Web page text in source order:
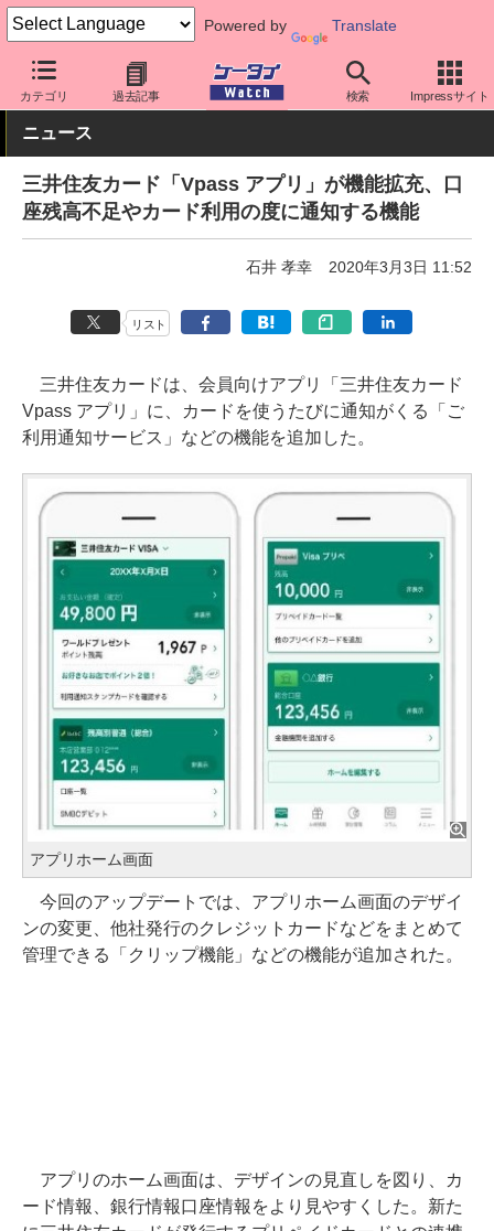
Powered by Translate
カテゴリ 過去記事 検索 Impressサイト
ケータイ Watch アプリ・サービス 決済/金融
ニュース
三井住友カード「Vpass アプリ」が機能拡充、口
座残高不足やカード利用の度に通知する機能
石井 孝幸 2020年3月3日 11:52
リスト
三井住友カードは、会員向けアプリ「三井住友カード
Vpass アプリ」に、カードを使うたびに通知がくる「ご
利用通知サービス」などの機能を追加した。
アプリホーム画面
今回のアップデートでは、アプリホーム画面のデザイ
ンの変更、他社発行のクレジットカードなどをまとめて
管理できる「クリップ機能」などの機能が追加された。
アプリのホーム画面は、デザインの見直しを図り、カ
ード情報、銀行情報口座情報をより見やすくした。新た